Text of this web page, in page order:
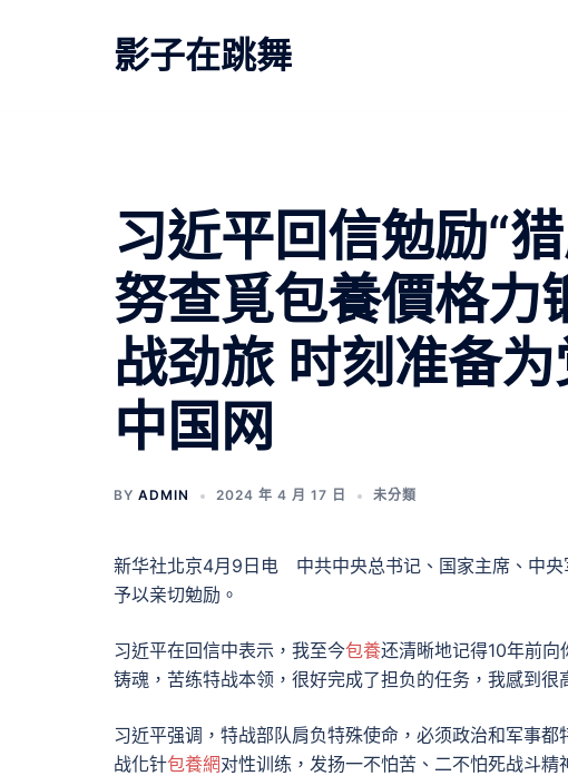
影子在跳舞
习近平回信勉励“
努查覓包養價格力
战劲旅 时刻准备为
中国网
BY ADMIN 2024 年 4 月 17 日 未分類
新华社北京4月9日电 中共中央总书记、国家主席、中央
予以亲切勉励。
习近平在回信中表示，我至今包養还清晰地记得10年前向
铸魂，苦练特战本领，很好完成了担负的任务，我感到很
习近平强调，特战部队肩负特殊使命，必须政治和军事
战化针包養網对性训练，发扬一不怕苦、二不怕死战斗